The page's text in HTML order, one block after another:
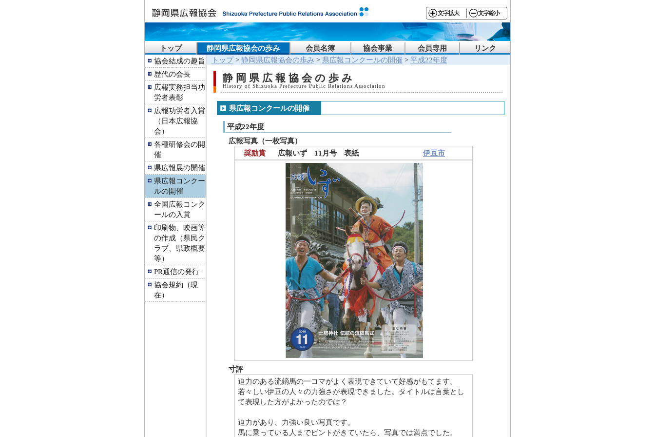
文字拡大 文字縮小
トップ 静岡県広報協会の歩み 会員名簿 協会事業 会員専用
リンク
協会結成の趣旨
歴代の会長
広報実務担当功
労者表彰
広報功労者入賞
（日本広報協
会）
各種研修会の開
催
県広報展の開催
県広報コンクー
ルの開催
全国広報コンク
ールの入賞
印刷物、映画等
の作成（県民ク
ラブ、県政概要
等）
PR通信の発行
協会規約（現
在）
トップ> 静岡県広報協会の歩み > 県広報コンクールの開催 > 平成22年度
静岡県広報協会の歩み
History of Shizuoka Prefecture Public Relations Association
県広報コンクールの開催
平成22年度
広報写真（一枚写真）
奨励賞
広報いず 11月号 表紙 伊豆市
寸評
迫力のある流鏑馬の一コマがよく表現できていて好感がもてます。
若々しい伊豆の人々の力強さが表現できました。タイトルは言葉とし
て表現した方がよかったのでは？
迫力があり、力強い良い写真です。
馬に乗っている人までピントがきていたら、写真では満点でした。